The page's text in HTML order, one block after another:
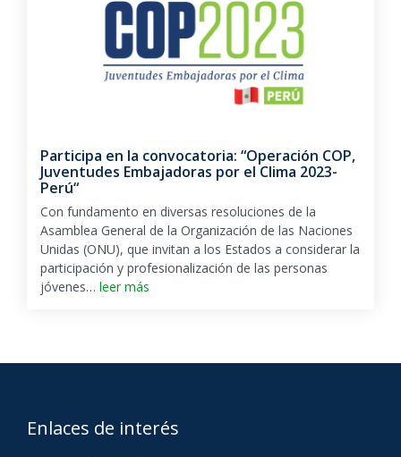
Participa en la convocatoria: “Operación COP,
Juventudes Embajadoras por el Clima 2023-
Perú“
Con fundamento en diversas resoluciones de la
Asamblea General de la Organización de las Naciones
Unidas (ONU), que invitan a los Estados a considerar la
participación y profesionalización de las personas
jóvenes… leer más
Enlaces de interés